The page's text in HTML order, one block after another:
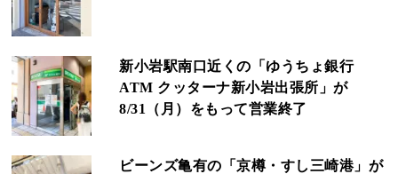
新小岩駅南口近くの「ゆうちょ銀行
ATM クッターナ新小岩出張所」が
8/31（月）をもって営業終了
ビーンズ亀有の「京樽・すし三崎港」が